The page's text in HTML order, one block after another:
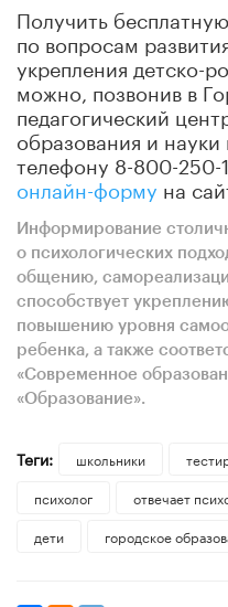
Получить
по вопросам
укрепления детско-
можно, позвонив в
педагогический
образования и
телефону 8-800-250-
онлайн-форму на
Информирование
о психологических
общению,
способствует
повышению уровня
ребенка, а также
«Современное
«Образование».
Теги: школьники
психолог
отвечает
дети
городское